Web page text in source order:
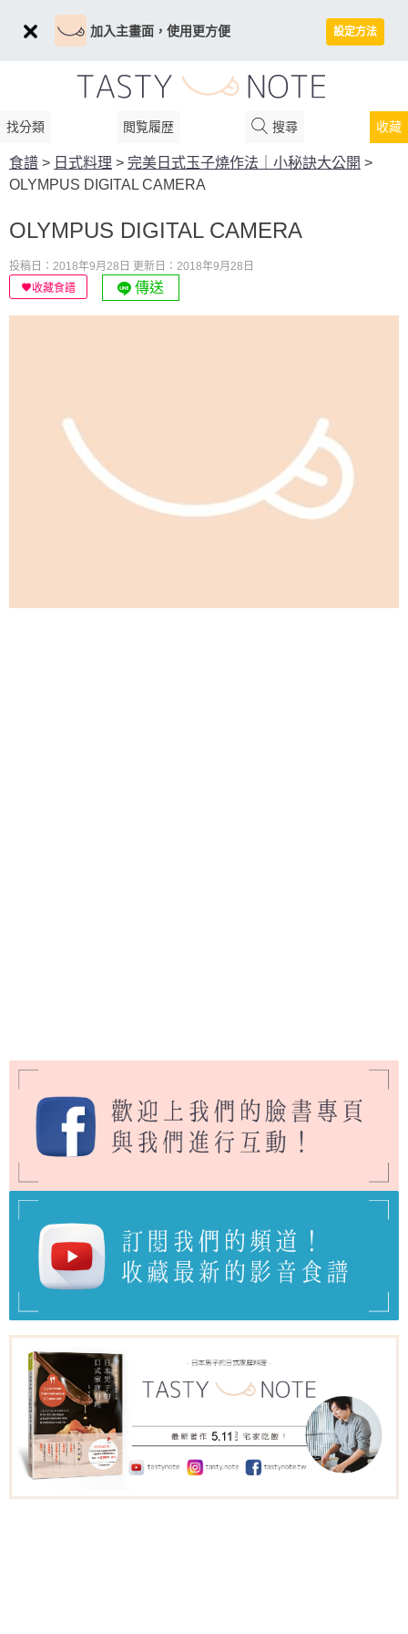
加入主畫面，使用更方便 設定方法
找分類 閲覧履歴 搜尋 收藏
食譜 > 日式料理 > 完美日式玉子燒作法｜小秘訣大公開 >
OLYMPUS DIGITAL CAMERA
OLYMPUS DIGITAL CAMERA
投稿日：2018年9月28日 更新日：2018年9月28日
收藏食譜
傳送